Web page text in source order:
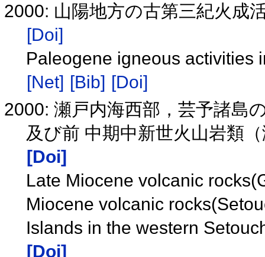
2000: 山陽地方の古第三紀火成
[Doi]
Paleogene igneous activities
[Net] [Bib] [Doi]
2000: 瀬戸内海西部，芸予諸島
及び前 中期中新世火山岩類
[Doi]
Late Miocene volcanic
Miocene volcanic
Islands in the western
[Doi]